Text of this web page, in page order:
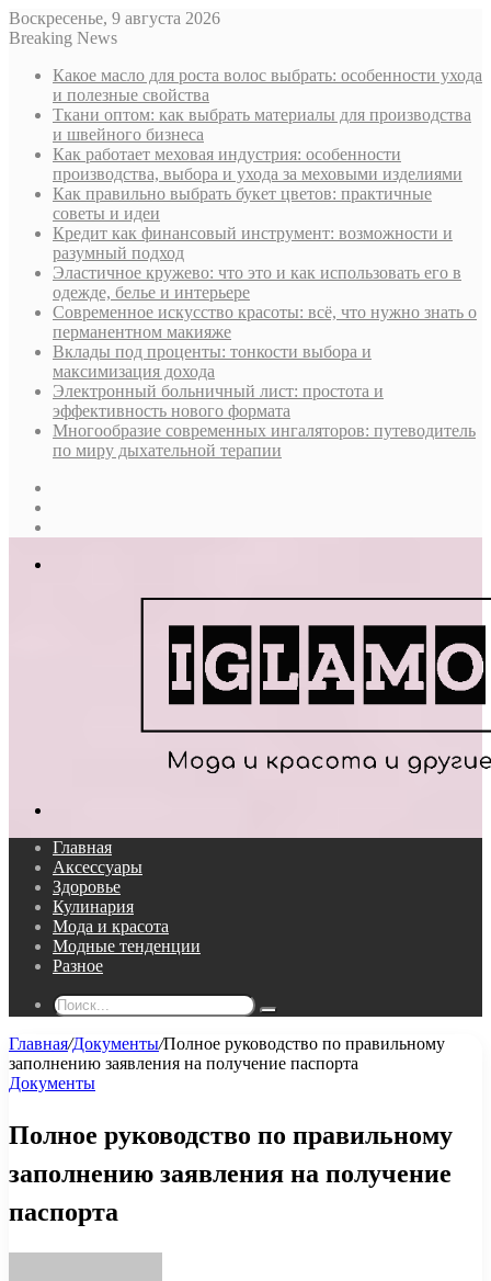
Воскресенье, 9 августа 2026
Breaking News
Какое масло для роста волос выбрать: особенности ухода
и полезные свойства
Ткани оптом: как выбрать материалы для производства
и швейного бизнеса
Как работает меховая индустрия: особенности
производства, выбора и ухода за меховыми изделиями
Как правильно выбрать букет цветов: практичные
советы и идеи
Кредит как финансовый инструмент: возможности и
разумный подход
Эластичное кружево: что это и как использовать его в
одежде, белье и интерьере
Современное искусство красоты: всё, что нужно знать о
перманентном макияже
Вклады под проценты: тонкости выбора и
максимизация дохода
Электронный больничный лист: простота и
эффективность нового формата
Многообразие современных ингаляторов: путеводитель
по миру дыхательной терапии
Главная
Аксессуары
Здоровье
Кулинария
Мода и красота
Модные тенденции
Разное
Поиск...
Главная/Документы/Полное руководство по правильному
заполнению заявления на получение паспорта
Документы
Полное руководство по правильному
заполнению заявления на получение
паспорта